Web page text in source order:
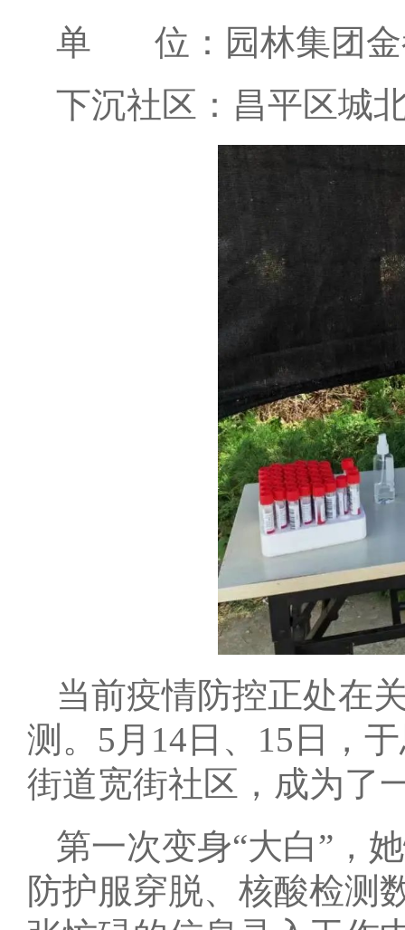
单 位：园林集团金
下沉社区：昌平区城
当前疫情防控正处在
测。5月14日、15日，
街道宽街社区，成为了
第一次变身“大白”，
防护服穿脱、核酸检测